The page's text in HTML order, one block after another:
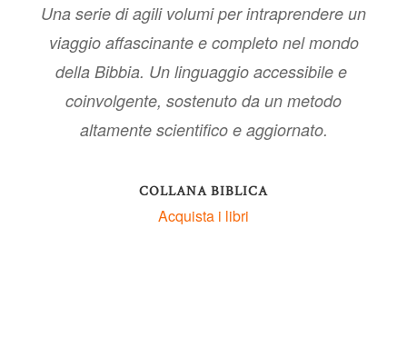
Una serie di agili volumi per intraprendere un
viaggio affascinante e completo nel mondo
della Bibbia. Un linguaggio accessibile e
coinvolgente, sostenuto da un metodo
altamente scientifico e aggiornato.
COLLANA BIBLICA
Acquista i libri